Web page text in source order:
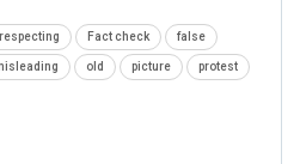
Fact check false
old picture protest